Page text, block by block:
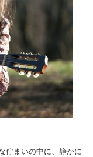
佇まいの中に、静かに